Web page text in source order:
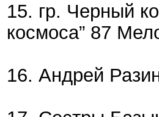
15. гр. Черный
космоса” 87
16. Андрей